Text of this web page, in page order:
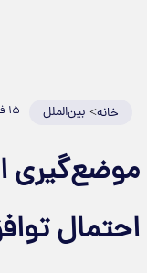
خانه> بین‌الملل ۱۵ فروردین ۱۴۰۴
موضع‌گیری
احتمال